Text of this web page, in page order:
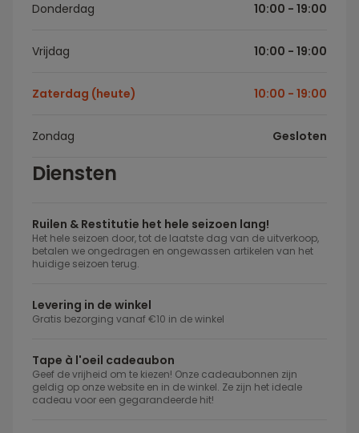
Donderdag 10:00 - 19:00
Vrijdag 10:00 - 19:00
Zaterdag (heute) 10:00 - 19:00
Zondag Gesloten
Diensten
Ruilen & Restitutie het hele seizoen lang!
Het hele seizoen door, tot de laatste dag van de uitverkoop,
betalen we ongedragen en ongewassen artikelen van het
huidige seizoen terug.
Levering in de winkel
Gratis bezorging vanaf €10 in de winkel
Tape à l'oeil cadeaubon
Geef de vrijheid om te kiezen! Onze cadeaubonnen zijn
geldig op onze website en in de winkel. Ze zijn het ideale
cadeau voor een gegarandeerde hit!